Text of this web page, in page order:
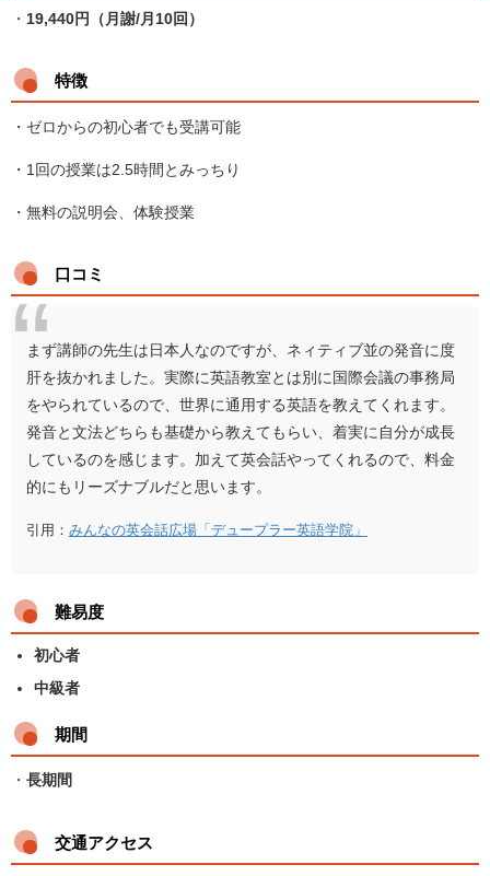
・ 19,440円（月謝/月10回 ）
特徴
・ゼロからの初心者でも受講可能
・1回の授業は2.5時間とみっちり
・無料の説明会、体験授業
口コミ
まず講師の先生は日本人なのですが、ネィティブ並の発音に度
肝を抜かれました。実際に英語教室とは別に国際会議の事務局
をやられているので、世界に通用する英語を教えてくれます。
発音と文法どちらも基礎から教えてもらい、着実に自分が成長
しているのを感じます。加えて英会話やってくれるので、料金
的にもリーズナブルだと思います。
引用： みんなの英会話広場「デュープラー英語学院」
難易度
初心者
中級者
期間
・ 長期間
交通アクセス